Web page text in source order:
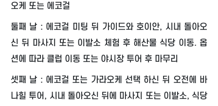
오케 또는 에코걸
둘째 날 : 에코걸 미팅 뒤 가이드와 호이안, 시내 돌아오
신 뒤 마사지 또는 이발소 체험 후 해산물 식당 이동. 옵
션에 따라 클럽 이동 또는 야시장 투어 후 마무리
셋째 날 : 에코걸 또는 가라오케 선택 하신 뒤 오전에 바
나힐 투어, 시내 돌아오신 뒤에 마사지 또는 이발소, 식당